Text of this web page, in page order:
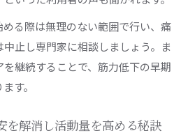
る際は無理のない範囲で行い、痛
止し専門家に相談しましょう。ま
継続することで、筋力低下の早期
す。
を解消し活動量を高める秘訣